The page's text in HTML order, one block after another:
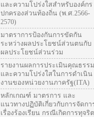
และความโปร่งใสสำหรับองค์กร
ปกครองส่วนท้องถิ่น (พ.ศ.2566-
2570)
มาตราการป้องกันการขัดกัน
ระหว่างผลประโยชน์ส่วนตนกับ
ผลประโยชน์ส่วนร่วม
รายงานผลการประเมินคุณธรรม
และความโปร่งใสในการดำเนิน
งานของหน่วยงานภาครัฐ(ITA)
หลักเกณฑ์ มาตรการ และ
แนวทางปฏิบัติเกี่ยวกับการจัดกา
เรื่องร้องเรียน กรณีเกิดการทุจริต